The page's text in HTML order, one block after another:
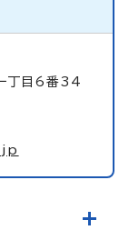
丁目6番34